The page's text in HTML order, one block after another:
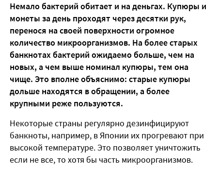
Немало бактерий обитает и на деньгах. Купюры и
монеты за день проходят через десятки рук,
перенося на своей поверхности огромное
количество микроорганизмов. На более старых
банкнотах бактерий ожидаемо больше, чем на
новых, а чем выше номинал купюры, тем она
чище. Это вполне объяснимо: старые купюры
дольше находятся в обращении, а более
крупными реже пользуются.
Некоторые страны регулярно дезинфицируют
банкноты, например, в Японии их прогревают при
высокой температуре. Это позволяет уничтожить
если не все, то хотя бы часть микроорганизмов.